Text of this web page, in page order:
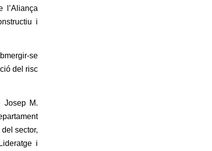
l’Aliança
i
se
del risc
Josep M.
sector,
i